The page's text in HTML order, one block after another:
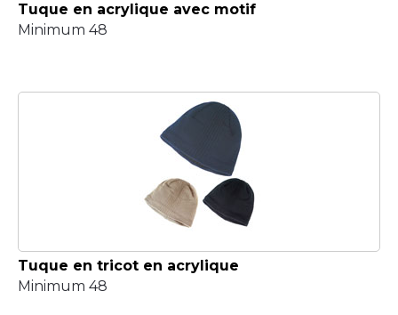
Tuque en acrylique avec motif
Minimum 48
Tuque en tricot en acrylique
Minimum 48